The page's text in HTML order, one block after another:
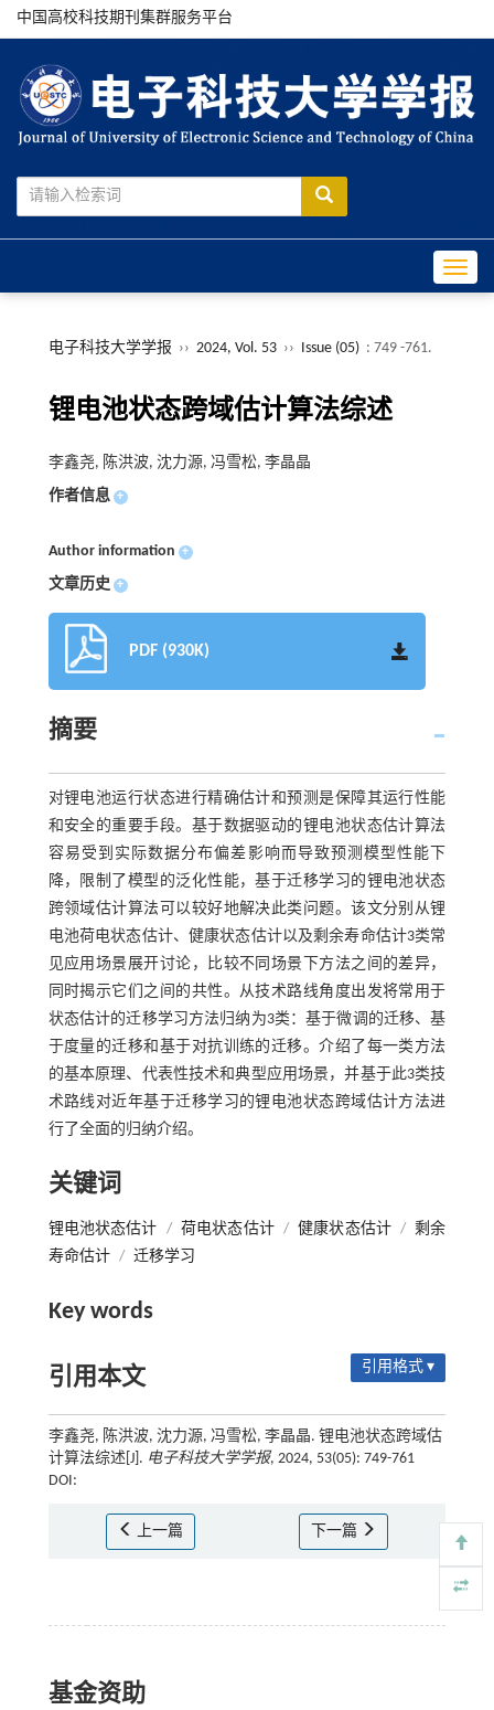
中国高校科技期刊集群服务平台
电子科技大学学报 ›› 2024, Vol. 53 ›› Issue (05) : 749 -761.
锂电池状态跨域估计算法综述
李鑫尧, 陈洪波, 沈力源, 冯雪松, 李晶晶
作者信息 +
Author information +
文章历史 +
PDF (930K)
摘要
对锂电池运行状态进行精确估计和预测是保障其运行性能
和安全的重要手段。基于数据驱动的锂电池状态估计算法
容易受到实际数据分布偏差影响而导致预测模型性能下
降，限制了模型的泛化性能，基于迁移学习的锂电池状态
跨领域估计算法可以较好地解决此类问题。该文分别从锂
电池荷电状态估计、健康状态估计以及剩余寿命估计3类常
见应用场景展开讨论，比较不同场景下方法之间的差异，
同时揭示它们之间的共性。从技术路线角度出发将常用于
状态估计的迁移学习方法归纳为3类：基于微调的迁移、基
于度量的迁移和基于对抗训练的迁移。介绍了每一类方法
的基本原理、代表性技术和典型应用场景，并基于此3类技
术路线对近年基于迁移学习的锂电池状态跨域估计方法进
行了全面的归纳介绍。
关键词
锂电池状态估计 / 荷电状态估计 / 健康状态估计 / 剩余
寿命估计 / 迁移学习
Key words
引用本文 引用格式 ▾
李鑫尧, 陈洪波, 沈力源, 冯雪松, 李晶晶. 锂电池状态跨域估
计算法综述[J]. 电子科技大学学报, 2024, 53(05): 749-761
DOI:
上一篇 下一篇
基金资助